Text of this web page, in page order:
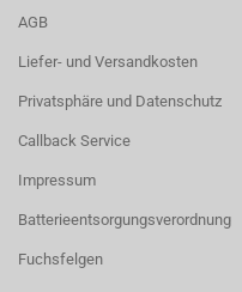
AGB
Liefer- und Versandkosten
Privatsphäre und Datenschutz
Callback Service
Impressum
Batterieentsorgungsverordnung
Fuchsfelgen